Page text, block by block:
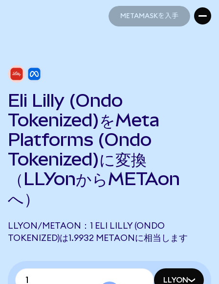
METAMASKを入手
Eli Lilly (Ondo
Tokenized)をMeta
Platforms (Ondo
Tokenized)に変換
（LLYonからMETAon
へ）
LLYON/METAON：1 ELI LILLY (ONDO
TOKENIZED)は1.9932 METAONに相当します
LLYON